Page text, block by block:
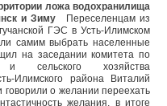
ложа водохранилища
и Зиму
Переселенцам из
ГЭС в Усть-Илимском
самим выбрать населенные
на заседании комитета по
и сельского хозяйства
Илимского района Виталий
о желании переехать
желания, в итоге